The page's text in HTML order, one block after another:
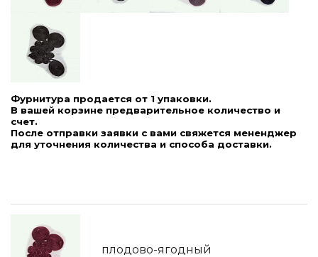
Фурнитура продается от 1 упаковки.
В вашей корзине предварительное количество и
счет.
После отправки заявки с вами свяжется мененджер
для уточнения количества и способа доставки.
плодово-ягодный